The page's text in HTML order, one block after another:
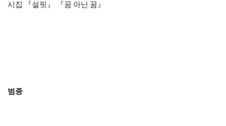
시집 『설핏 』 『꿈 아닌 꿈 』
범종